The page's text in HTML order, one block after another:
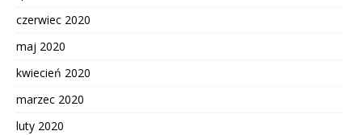
czerwiec 2020
maj 2020
kwiecień 2020
marzec 2020
luty 2020